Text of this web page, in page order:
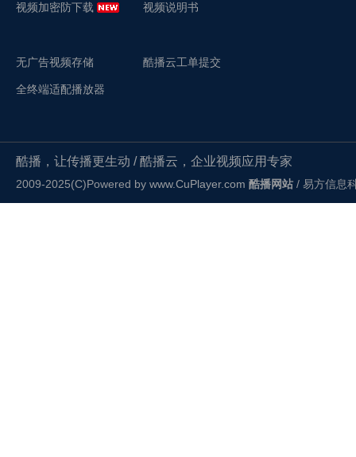
视频加密防下载
无广告视频存储
全终端适配播放器
视频说明书
酷播云工单提交
酷播，让传播更生动 / 酷播云，企业视频应用专家
2009-2025(C)Powered by www.CuPlayer.com 酷播网站 / 易方信息